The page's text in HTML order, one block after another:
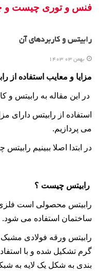
فنس و توری چیست و
رابیتس و کاربردهای آن
بهمن 03 1403
مزایا و معایب استفاده از
در این مقاله به رابیتس و
استفاده از رابیتس دارای
می پردازیم.
در ابتدا اصلا ببینیم
رابیتس چیست ؟
رابیتس محصولی است
ساختمان استفاده می شود.
رابیتس ورقه فولادی مشبک
گرم تشکیل شده و با
بندی به شکل یک لایه به